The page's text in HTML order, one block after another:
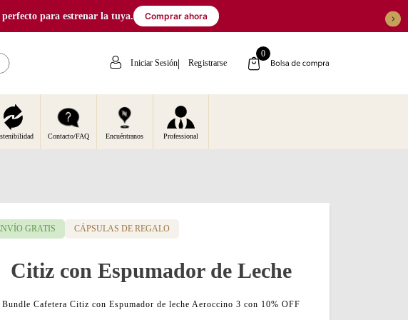
para estrenar la tuya. Comprar ahora
Iniciar Sesión Registrarse
0
Contacto/FAQ Encuéntranos Professional
GRATIS CÁPSULAS DE REGALO
Citiz con Espumador de Leche
Bundle Cafetera Citiz con Espumador de leche Aeroccino 3 con 10% OFF